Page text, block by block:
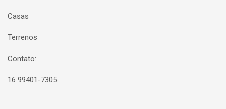
Casas
Terrenos
Contato:
16 99401-7305